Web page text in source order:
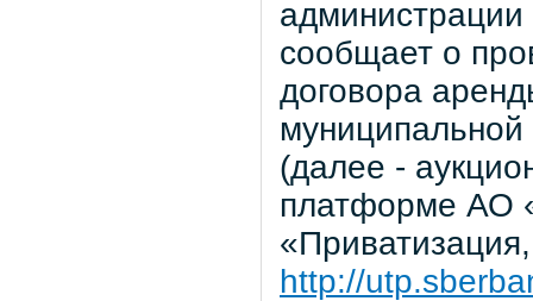
администрации
сообщает о
договора
(далее -
платформе АО
http://